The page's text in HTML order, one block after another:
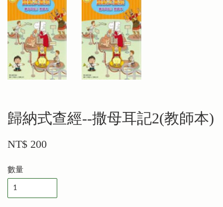
歸納式查經--撒母耳記2(教師本)
NT$ 200
數量